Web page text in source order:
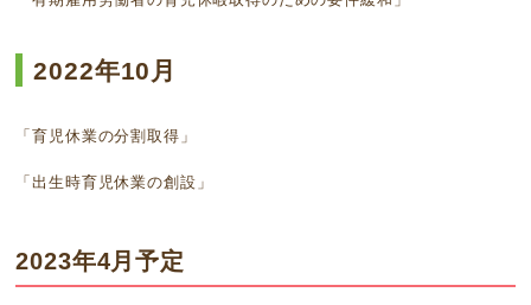
2022年10月
「育児休業の分割取得」
「出生時育児休業の創設」
2023年4月予定